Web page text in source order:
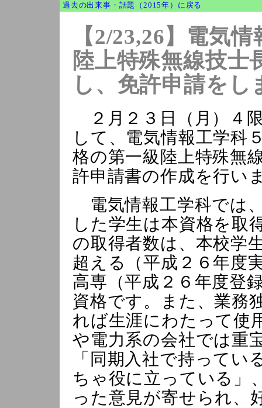
過去の出来事・話題（2015年）に戻る
【2/23,26】電気
陸上特殊無線技士
し、免許申請をし
２月２３日（月）４
して、電気情報工学科
格の第一級陸上特殊無
許申請書の作成を行い
電気情報工学科では
した学生は本資格を取
の取得者数は、本校学
超える（平成２６年度
高専（平成２６年度登
資格です。また、業務
れば生涯にわたって使
や電力系の会社では重
「同期入社で持って
ちゃ役に立っている」
った意見が寄せられ、